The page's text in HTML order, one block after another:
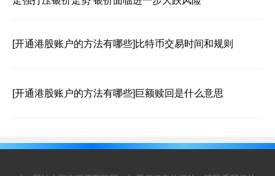
[开通港股账户的方法有哪些] 比特币交易时间和规则
[开通港股账户的方法有哪些] 巨额赎回是什么意思